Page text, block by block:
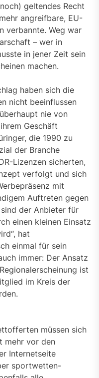
geltendes Recht
angreifbare, EU-
verbannte. Weg war
– wer in
in jener Zeit sein
machen.
haben sich die
nicht beeinflussen
nie von
Geschäft
die 1990 zu
der Branche
Lizenzen sicherten,
verfolgt und sich
mit
Auftreten gegen
der Anbieter für
einen kleinen Einsatz
hat
einmal für sein
immer: Der Ansatz
ist
im Kreis der
müssen sich
mehr vor den
Internetseite
sportwetten-